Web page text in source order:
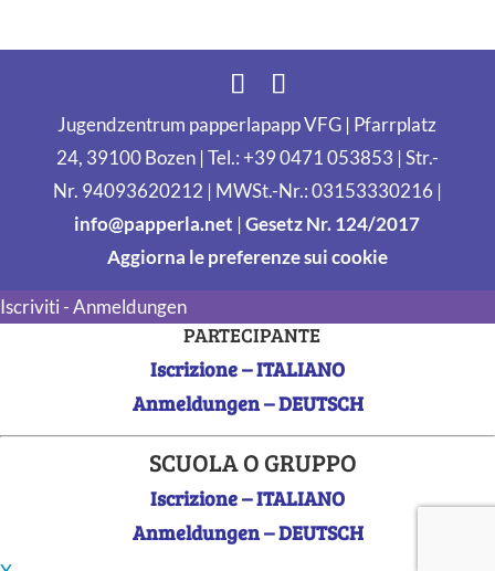
Jugendzentrum papperlapapp VFG | Pfarrplatz
24, 39100 Bozen | Tel.: +39 0471 053853 | Str.-
Nr. 94093620212 | MWSt.-Nr.: 03153330216 |
info@papperla.net |Gesetz Nr. 124/2017
Aggiorna le preferenze sui cookie
Iscriviti - Anmeldungen
PARTECIPANTE
Iscrizione – ITALIANO
Anmeldungen – DEUTSCH
SCUOLA O GRUPPO
Iscrizione – ITALIANO
Anmeldungen – DEUTSCH